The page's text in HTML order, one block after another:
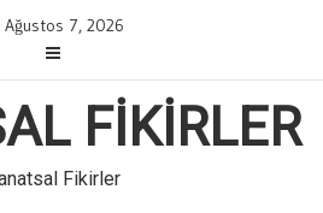
Ağustos 7, 2026
FIKIRLER
Fikirler